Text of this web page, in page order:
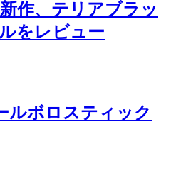
作、テリアブラッ
をレビュー
ルボロスティック